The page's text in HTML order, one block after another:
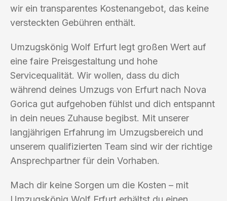
wir ein transparentes Kostenangebot, das keine
versteckten Gebühren enthält.
Umzugskönig Wolf Erfurt legt großen Wert auf
eine faire Preisgestaltung und hohe
Servicequalität. Wir wollen, dass du dich
während deines Umzugs von Erfurt nach Nova
Gorica gut aufgehoben fühlst und dich entspannt
in dein neues Zuhause begibst. Mit unserer
langjährigen Erfahrung im Umzugsbereich und
unserem qualifizierten Team sind wir der richtige
Ansprechpartner für dein Vorhaben.
Mach dir keine Sorgen um die Kosten – mit